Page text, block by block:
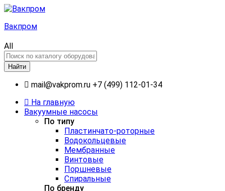
Вакпром
All
Найти
mail@vakprom.ru +7 (499) 112-01-34
На главную
Вакуумные насосы
По типу
Пластинчато-роторные
Водокольцевые
Мембранные
Винтовые
Поршневые
Спиральные
По бренду